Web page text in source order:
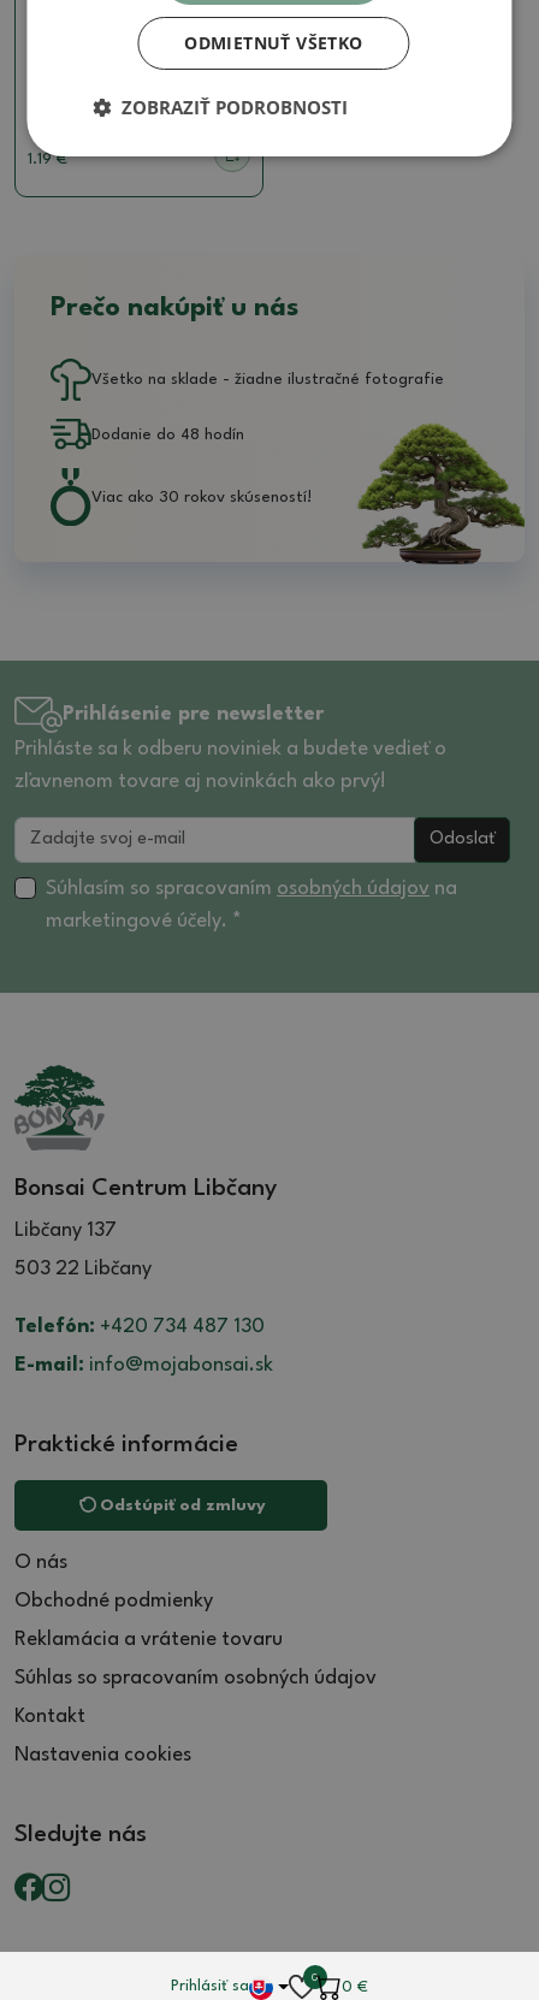
Prihlásiť sa
0
0 €
Zeminy na kokedamy
_105akadama0,5l
1.19 €
Prečo nakúpiť u nás
Všetko na sklade - žiadne ilustračné fotografie
Dodanie do 48 hodín
Viac ako 30 rokov skúseností!
Prihlásenie pre newsletter
Prihláste sa k odberu noviniek a budete vedieť o
zľavnenom tovare aj novinkách ako prvý!
Odoslať
Súhlasím so spracovaním osobných údajov na
marketingové účely. *
Bonsai Centrum Libčany
Libčany 137
503 22 Libčany
Telefón: +420 734 487 130
E-mail: info@mojabonsai.sk
Praktické informácie
Odstúpiť od zmluvy
O nás
Obchodné podmienky
Reklamácia a vrátenie tovaru
Súhlas so spracovaním osobných údajov
Kontakt
Nastavenia cookies
Sledujte nás
ODMIETNUŤ VŠETKO
ZOBRAZIŤ PODROBNOSTI